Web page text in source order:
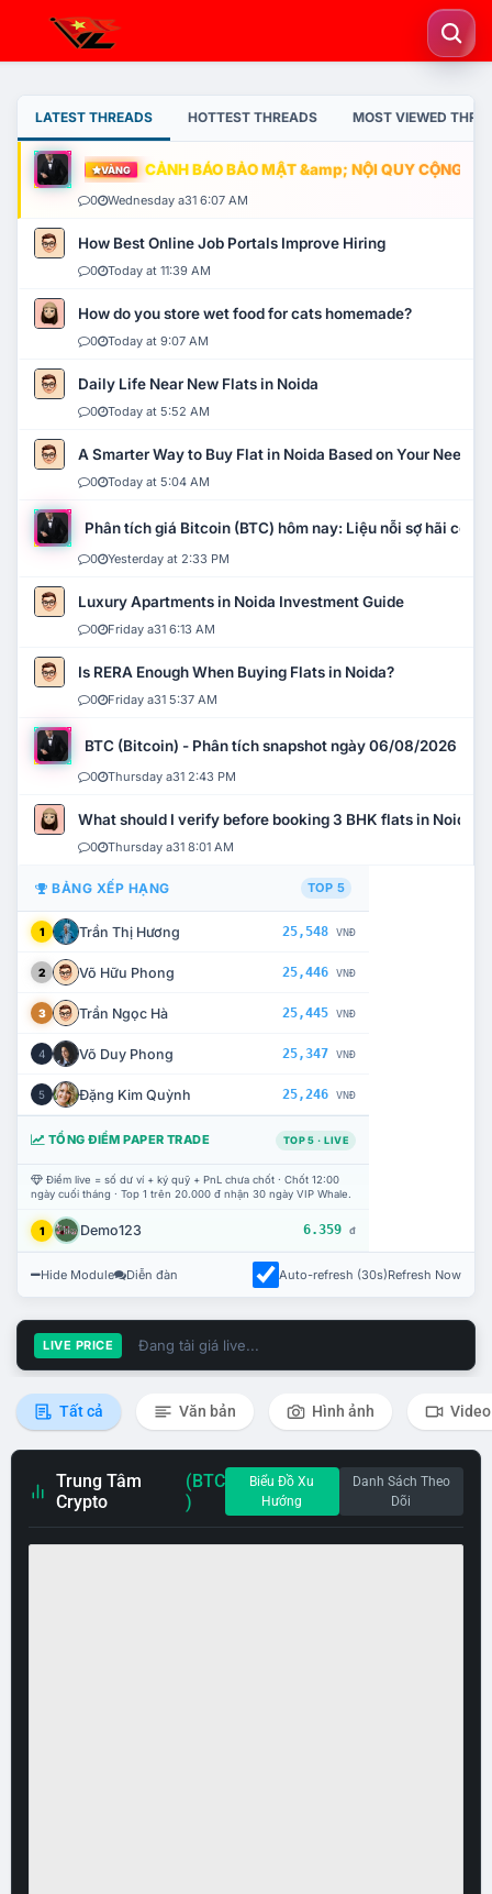
LATEST THREADS HOTTEST THREADS MOST VIEWED
VÀNG CẢNH BÁO BẢO MẬT &amp; NỘI QUY CỘNG
0 Wednesday a31 6:07 AM
How Best Online Job Portals Improve Hiring
0 Today at 11:39 AM
How do you store wet food for cats homemade?
0 Today at 9:07 AM
Daily Life Near New Flats in Noida
0 Today at 5:52 AM
A Smarter Way to Buy Flat in Noida Based on Your Needs
0 Today at 5:04 AM
Phân tích giá Bitcoin (BTC) hôm nay: Liệu nỗi sợ hãi có
0 Yesterday at 2:33 PM
Luxury Apartments in Noida Investment Guide
0 Friday a31 6:13 AM
Is RERA Enough When Buying Flats in Noida?
0 Friday a31 5:37 AM
BTC (Bitcoin) - Phân tích snapshot ngày 06/08/2026
0 Thursday a31 2:43 PM
What should I verify before booking 3 BHK flats in Noida?
0 Thursday a31 8:01 AM
BẢNG XẾP HẠNG TOP 5
1 Trần Thị Hương 25,548 VNĐ
2 Võ Hữu Phong 25,446 VNĐ
3 Trần Ngọc Hà 25,445 VNĐ
4 Võ Duy Phong 25,347 VNĐ
5 Đặng Kim Quỳnh 25,246 VNĐ
TỔNG ĐIỂM PAPER TRADE TOP 5 · LIVE
Điểm live = số dư ví + ký quỹ + PnL chưa chốt · Chốt 12:00
ngày cuối tháng · Top 1 trên 20.000 đ nhận 30 ngày VIP Whale.
1 Demo123 6.359 đ
Hide Module Diễn đàn Auto-refresh (30s)Refresh Now
LIVE PRICE Đang tải giá live...
Tất cả Văn bản Hình ảnh Video
Trung Tâm
Crypto
(BTC
)
Biểu Đồ Xu
Hướng
Danh Sách Theo
Dõi